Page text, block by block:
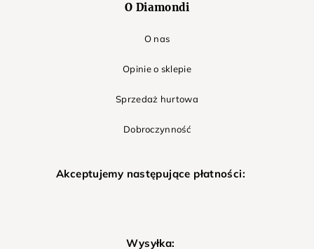
O Diamondi
O nas
Opinie o sklepie
Sprzedaż hurtowa
Dobroczynność
Akceptujemy następujące płatności:
Wysyłka: